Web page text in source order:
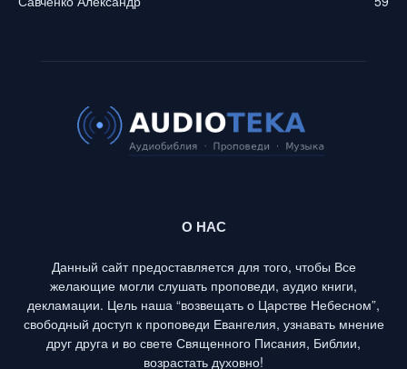
О НАС
Данный сайт предоставляется для того, чтобы Все
желающие могли слушать проповеди, аудио книги,
декламации. Цель наша “возвещать о Царстве Небесном”,
свободный доступ к проповеди Евангелия, узнавать мнение
друг друга и во свете Священного Писания, Библии,
возрастать духовно!